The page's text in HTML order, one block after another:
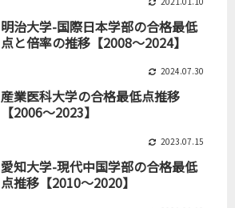
明治大学-国際日本学部の合格最低
点と倍率の推移【2008～2024】
2024.07.30
産業医科大学の合格最低点推移
【2006～2023】
2023.07.15
愛知大学-現代中国学部の合格最低
点推移【2010～2020】